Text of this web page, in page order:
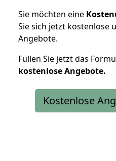
Sie möchten eine
Sie sich jetzt kostenlose
Angebote.
Füllen Sie jetzt das
kostenloseAngebote.
Kostenlose